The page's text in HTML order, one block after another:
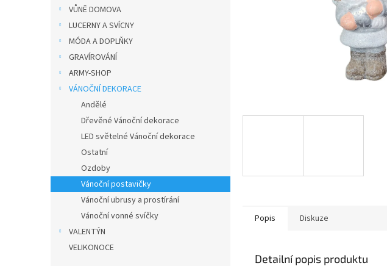
VŮNĚ DOMOVA
LUCERNY A SVÍCNY
MÓDA A DOPLŇKY
GRAVÍROVÁNÍ
ARMY-SHOP
VÁNOČNÍ DEKORACE
Andělé
Dřevěné Vánoční dekorace
LED světelné Vánoční dekorace
Ostatní
Ozdoby
Vánoční postavičky
Vánoční ubrusy a prostírání
Vánoční vonné svíčky
VALENTÝN
VELIKONOCE
Popis Diskuze
Detailní popis produktu